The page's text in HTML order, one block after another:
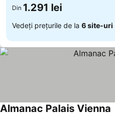
Din 1.291 lei
Vedeți prețurile de la 6 site-uri
Almanac Palais Vienna